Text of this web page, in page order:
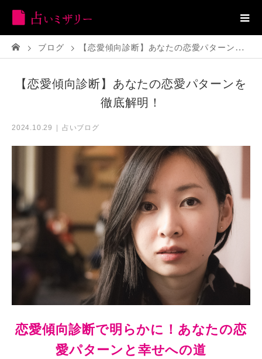
ブログ 【恋愛傾向診断】あなたの恋愛パターンを徹底解明！
【恋愛傾向診断】あなたの恋愛パターンを
徹底解明！
2024.10.29 占いブログ
恋愛傾向診断で明らかに！あなたの恋
愛パターンと幸せへの道